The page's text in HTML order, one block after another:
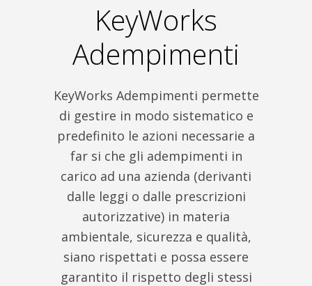
KeyWorks
Adempimenti
KeyWorks Adempimenti permette
di gestire in modo sistematico e
predefinito le azioni necessarie a
far si che gli adempimenti in
carico ad una azienda (derivanti
dalle leggi o dalle prescrizioni
autorizzative) in materia
ambientale, sicurezza e qualità,
siano rispettati e possa essere
garantito il rispetto degli stessi